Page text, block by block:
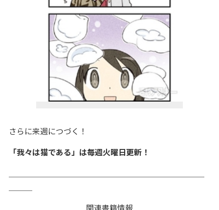
さらに来週につづく！
「我々は猫である」は毎週火曜日更新！
関連書籍情報